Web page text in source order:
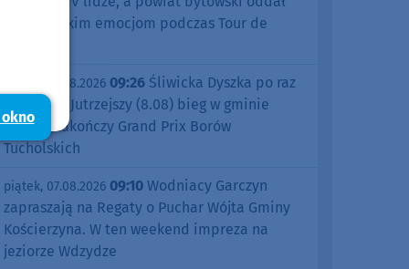
się kolarskim emocjom podczas Tour de
piątek, 07.08.2026 09:26 Śliwicka Dyszka po raz
dziesiąty. Jutrzejszy (8.08) bieg w gminie
Śliwice zakończy Grand Prix Borów
Tucholskich
piątek, 07.08.2026 09:10 Wodniacy Garczyn
zapraszają na Regaty o Puchar Wójta Gminy
Kościerzyna. W ten weekend impreza na
jeziorze Wdzydze